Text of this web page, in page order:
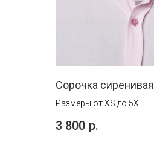
Сорочка сиренивая
Размеры от XS до 5XL
3 800 р.